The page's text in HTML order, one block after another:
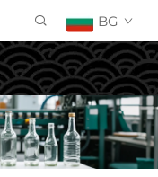
BG
ПОЛУЧИ ОФЕРТА